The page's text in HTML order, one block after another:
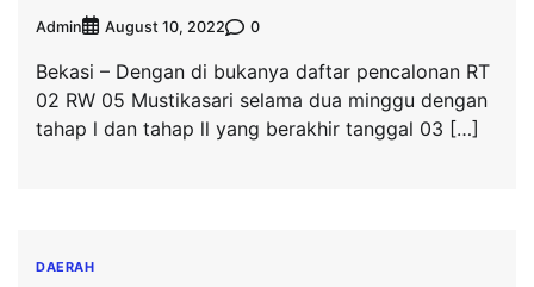
Admin August 10, 2022 0
Bekasi – Dengan di bukanya daftar pencalonan RT
02 RW 05 Mustikasari selama dua minggu dengan
tahap l dan tahap ll yang berakhir tanggal 03 […]
DAERAH